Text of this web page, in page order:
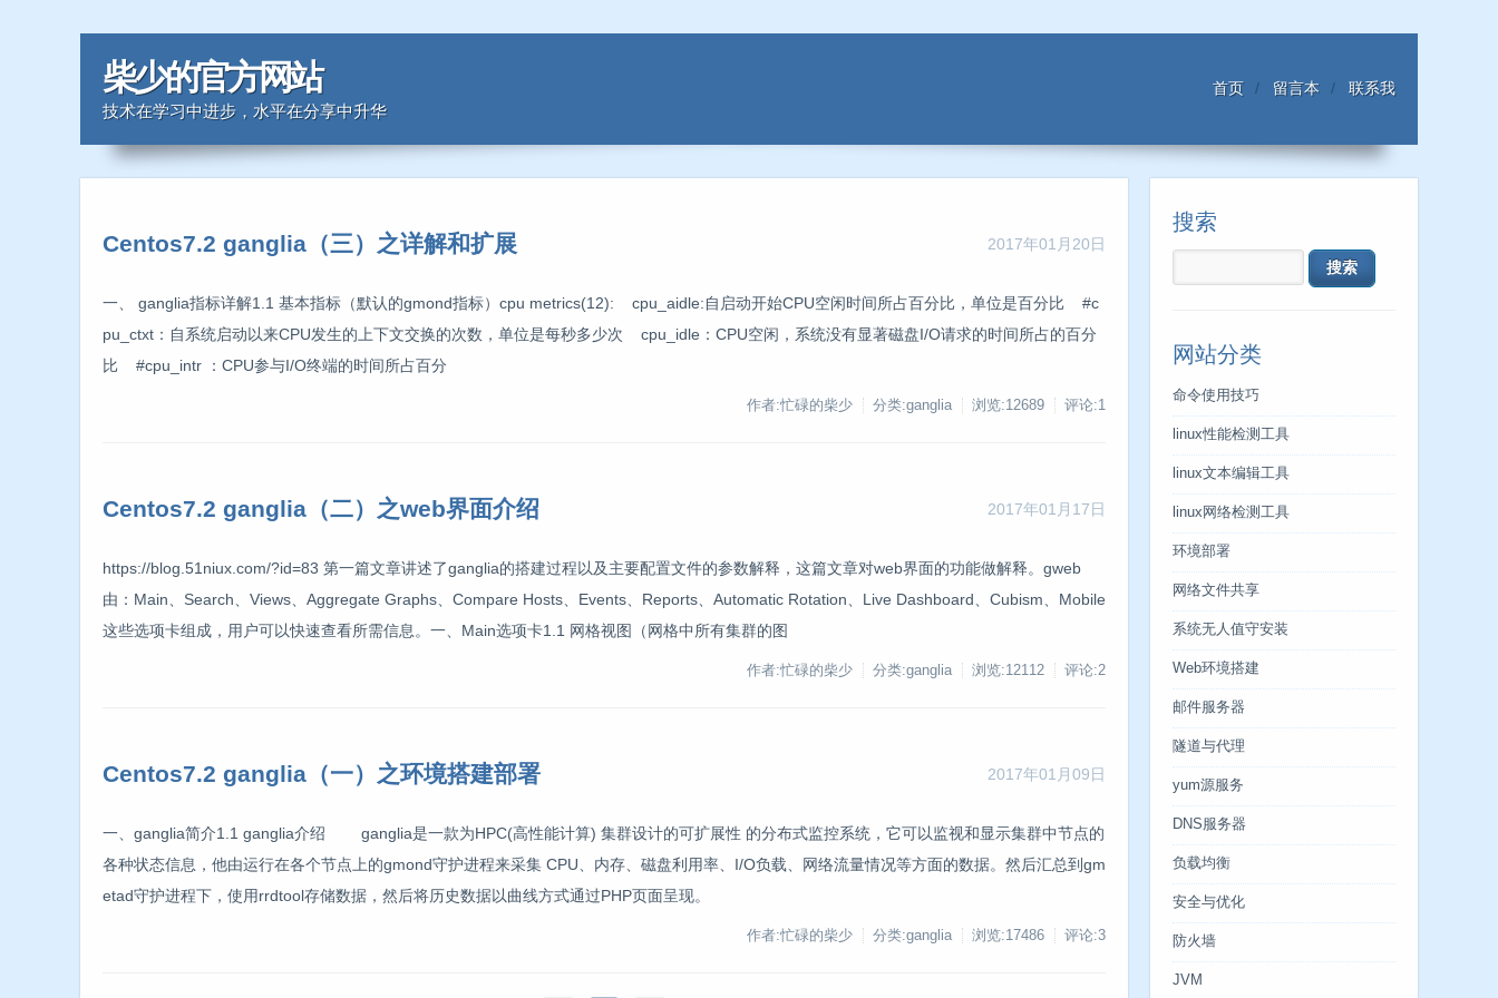
柴少的官方网站
技术在学习中进步，水平在分享中升华
首页 留言本 联系我
2017年01月20日
Centos7.2 ganglia（三）之详解和扩展
一、 ganglia指标详解1.1 基本指标（默认的gmond指标）cpu metrics(12): cpu_aidle:自启动开始CPU空闲时间所占百分比，单位是百分比 #c
pu_ctxt：自系统启动以来CPU发生的上下文交换的次数，单位是每秒多少次 cpu_idle：CPU空闲，系统没有显著磁盘I/O请求的时间所占的百分
比 #cpu_intr ：CPU参与I/O终端的时间所占百分
作者:忙碌的柴少 分类:ganglia 浏览:12689 评论:1
2017年01月17日
Centos7.2 ganglia（二）之web界面介绍
https://blog.51niux.com/?id=83 第一篇文章讲述了ganglia的搭建过程以及主要配置文件的参数解释，这篇文章对web界面的功能做解释。gweb
由：Main、Search、Views、Aggregate Graphs、Compare Hosts、Events、Reports、Automatic Rotation、Live Dashboard、Cubism、Mobile
这些选项卡组成，用户可以快速查看所需信息。一、Main选项卡1.1 网格视图（网格中所有集群的图
作者:忙碌的柴少 分类:ganglia 浏览:12112 评论:2
2017年01月09日
Centos7.2 ganglia（一）之环境搭建部署
一、ganglia简介1.1 ganglia介绍 ganglia是一款为HPC(高性能计算) 集群设计的可扩展性 的分布式监控系统，它可以监视和显示集群中节点的
各种状态信息，他由运行在各个节点上的gmond守护进程来采集 CPU、内存、磁盘利用率、I/O负载、网络流量情况等方面的数据。然后汇总到gm
etad守护进程下，使用rrdtool存储数据，然后将历史数据以曲线方式通过PHP页面呈现。
作者:忙碌的柴少 分类:ganglia 浏览:17486 评论:3
搜索
网站分类
命令使用技巧
linux性能检测工具
linux文本编辑工具
linux网络检测工具
环境部署
网络文件共享
系统无人值守安装
Web环境搭建
邮件服务器
隧道与代理
yum源服务
DNS服务器
负载均衡
安全与优化
防火墙
JVM